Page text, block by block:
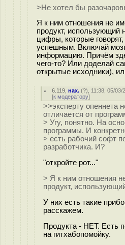
>Не хотел бы
Я к ним отношения не
продукт, использующий
цифры, которые
успешным. Включай
информацию. Причём
чего-то? Или доделай
открытые исходники),
6.119 ,нах. (?), 11:38, 05/03/
[к модератору]
>>эксперту опеннета
отличается от
> Угу, понятно. На
программы. И
> есть рабочий софт
разработчика. И?
"откройте рот..."
> Я к ним отношения
продукт,
У них есть такие
расскажем.
Продукта - НЕТ. Есть
на гитхабопомойку.